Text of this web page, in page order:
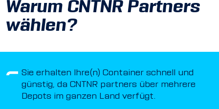
Warum CNTNR Partners
wählen?
Sie erhalten Ihre(n) Container schnell und
günstig, da CNTNR partners über mehrere
Depots im ganzen Land verfügt.